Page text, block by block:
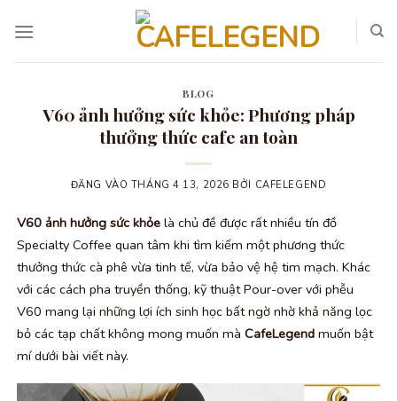
qua
BLOG
V60 ảnh hưởng sức khỏe: Phương pháp
thưởng thức cafe an toàn
ĐĂNG VÀO THÁNG 4 13, 2026 BỞI CAFELEGEND
V60 ảnh hưởng sức khỏe là chủ đề được rất nhiều tín đồ
Specialty Coffee quan tâm khi tìm kiếm một phương thức
thưởng thức cà phê vừa tinh tế, vừa bảo vệ hệ tim mạch. Khác
với các cách pha truyền thống, kỹ thuật Pour-over với phễu
V60 mang lại những lợi ích sinh học bất ngờ nhờ khả năng lọc
bỏ các tạp chất không mong muốn mà CafeLegend muốn bật
mí dưới bài viết này.